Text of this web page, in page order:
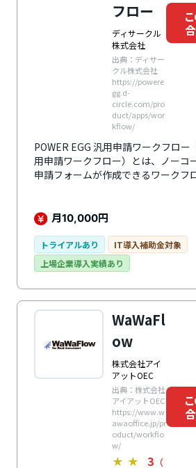
フロー
ディサークル
株式会社
出典：ディサー
クル株式会社
https://powere
gg.d-
circle.com/pro
duct/apps/wor
kflow/
POWER EGG 汎用申請ワークフロ
用申請ワークフロー）とは、ノーコ
申請フォームが作成できるワークフ
&ドロップ操作でレイアウトが可能
も簡単に作成できるので、電子化が
られます。必須チェックや自動計算
ており、申請者の負担軽減・ミス防
承認ルートは日本企業の組織・規定
ているのが特徴。申請者が意識せず
請を回せるようになっています。ま
項目により自動で分岐するなど柔軟
人事異動時も適切なルート設定が自
新組織への移行もスムーズに行えます
月10,000円
トライアルあり
IT導入補助金対象
上場企業導入実績あり
WaWaFl
ow
株式会社アイ
アットOEC
出典：株式会社
アイアットOEC
https://www.w
awaoffice.jp/pr
oduct/workflo
w/
★ ★ 3 （